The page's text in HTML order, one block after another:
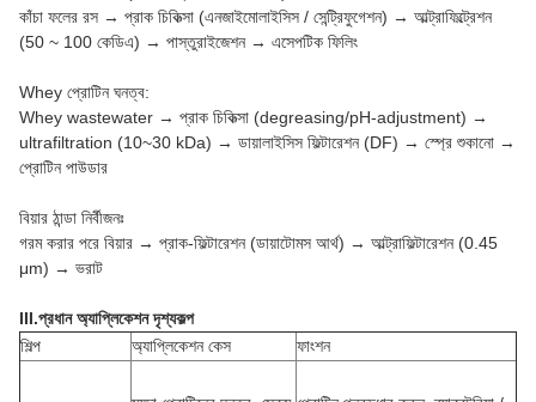
কাঁচা ফলের রস → প্রাক চিকিত্সা (এনজাইমোলাইসিস / সেন্ট্রিফুগেশন) → আল্ট্রাফিল্ট্রেশন
(50 ~ 100 কেডিএ) → পাস্তুরাইজেশন → এসেপটিক ফিলিং
Whey প্রোটিন ঘনত্ব:
Whey wastewater → প্রাক চিকিত্সা (degreasing/pH-adjustment) →
ultrafiltration (10~30 kDa) → ডায়ালাইসিস ফিল্টারেশন (DF) → স্প্রে শুকানো →
প্রোটিন পাউডার
বিয়ার ঠান্ডা নির্বীজনঃ
গরম করার পরে বিয়ার → প্রাক-ফিল্টারেশন (ডায়াটোমস আর্থ) → আল্ট্রাফিল্টারেশন (0.45
μm) → ভরাট
III.প্রধান অ্যাপ্লিকেশন দৃশ্যকল্প
শিল্প
অ্যাপ্লিকেশন কেস ফাংশন